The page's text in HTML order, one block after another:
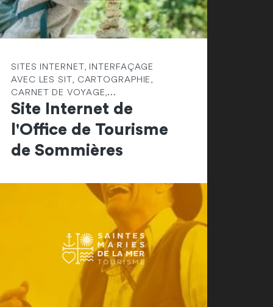
SITES INTERNET, INTERFAÇAGE
AVEC LES SIT, CARTOGRAPHIE,
CARNET DE VOYAGE,...
Site Internet de
l'Office de Tourisme
de Sommières